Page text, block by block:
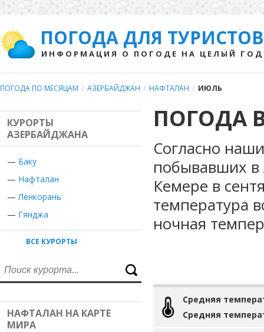
ПОГОДА ДЛЯ ТУРИСТОВ
ИНФОРМАЦИЯ О ПОГОДЕ НА ЦЕЛЫЙ ГОД
ПОГОДА ПО МЕСЯЦАМ / АЗЕРБАЙДЖАН / НАФТАЛАН / ИЮЛЬ
КУРОРТЫ
АЗЕРБАЙДЖАНА
— Баку
— Нафталан
—Ленкорань
— Гянджа
ВСЕ КУРОРТЫ
НАФТАЛАН НА КАРТЕ
МИРА
ПОГОДА
Согласно
побывавших в
Кемере в
температура
ночная
Средняя
Средняя